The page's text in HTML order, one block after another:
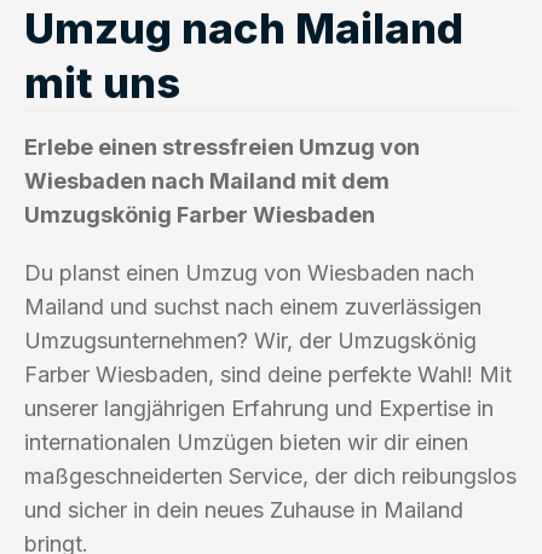
Umzug nach Mailand
mit uns
Erlebe einen stressfreien Umzug von
Wiesbaden nach Mailand mit dem
Umzugskönig Farber Wiesbaden
Du planst einen Umzug von Wiesbaden nach
Mailand und suchst nach einem zuverlässigen
Umzugsunternehmen? Wir, der Umzugskönig
Farber Wiesbaden, sind deine perfekte Wahl! Mit
unserer langjährigen Erfahrung und Expertise in
internationalen Umzügen bieten wir dir einen
maßgeschneiderten Service, der dich reibungslos
und sicher in dein neues Zuhause in Mailand
bringt.